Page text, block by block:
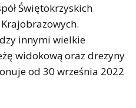
Świętokrzyskich
innymi wielkie
widokową oraz drezyny
od 30 września 2022